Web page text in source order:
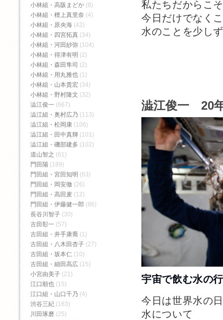
私たちだからこ
今日だけでなく
水のことを少し
澁江俊一 20
宇宙で飲む水の
今日は世界水の
水について
小林組・高阪まどか (8)
小林組・檀上真里奈 (4)
小林組・原央海 (42)
小林組・四宮拓真 (34)
小林組・河田紗弥 (104)
小林組・得津有明 (2)
小林組・森田隼司 (2)
小林組・用丸雅也 (1)
小林組・山本貴宏 (34)
小林組・野村隆文 (32)
澁江俊一 (667)
澁江組・奥村広乃 (113)
澁江組・松岡康 (106)
澁江組・田中真輝 (101)
澁江組・磯部建多 (102)
道山智之 (61)
門田陽 (189)
門田組・宮田知明 (63)
門田組・岡安徹 (26)
門田組・高田麦 (12)
門田組・伊藤健一郎 (86)
長谷川智子 (30)
古田彰一 (57)
古田組・井手康喬 (1)
古田組・八木田杏子 (27)
古田組・坂本仁 (10)
古田組・細田高広 (15)
小宮由美子 (21)
江口順也 (15)
江口組・山口千乃 (4)
渋谷三紀 (163)
川田琢磨 (25)